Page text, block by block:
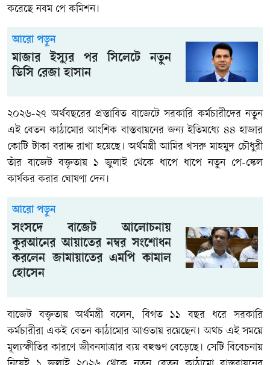
করেছে নবম পে কমিশন।
আরো পড়ুন
মাজার ইস্যুর পর সিলেটে নতুন
ডিসি রেজা হাসান
২০২৬-২৭ অর্থবছরের প্রস্তাবিত বাজেটে সরকারি কর্মচারীদের নতুন
এই বেতন কাঠামোর আংশিক বাস্তবায়নের জন্য ইতিমধ্যে ৪৪ হাজার
কোটি টাকা বরাদ্দ রাখা হয়েছে। অর্থমন্ত্রী আমির খসরু মাহমুদ চৌধুরী
তাঁর বাজেট বক্তৃতায় ১ জুলাই থেকে ধাপে ধাপে নতুন পে-স্কেল
কার্যকর করার ঘোষণা দেন।
আরো পড়ুন
সংসদে বাজেট আলোচনায়
কুরআনের আয়াতের নম্বর সংশোধন
করলেন জামায়াতের এমপি কামাল
হোসেন
বাজেট বক্তৃতায় অর্থমন্ত্রী বলেন, বিগত ১১ বছর ধরে সরকারি
কর্মচারীরা একই বেতন কাঠামোর আওতায় রয়েছেন। অথচ এই সময়ে
মূল্যস্ফীতির কারণে জীবনযাত্রার ব্যয় বহুগুণ বেড়েছে। সেটি বিবেচনায়